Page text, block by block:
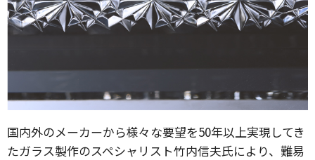
国内外のメーカーから様々な要望を50年以上実現してき
たガラス製作のスペシャリスト竹内信夫氏により、難易